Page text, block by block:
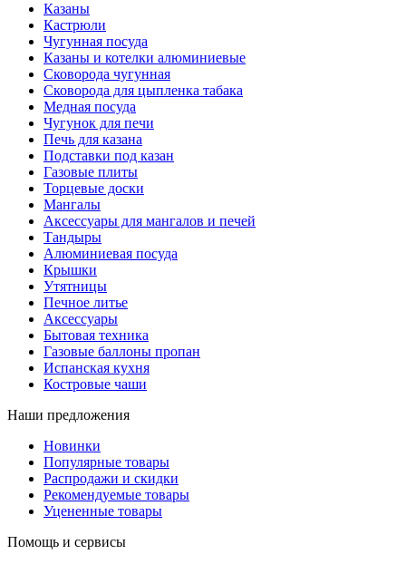
Казаны
Кастрюли
Чугунная посуда
Казаны и котелки алюминиевые
Сковорода чугунная
Сковорода для цыпленка табака
Медная посуда
Чугунок для печи
Печь для казана
Подставки под казан
Газовые плиты
Торцевые доски
Мангалы
Аксессуары для мангалов и печей
Тандыры
Алюминиевая посуда
Крышки
Утятницы
Печное литье
Аксессуары
Бытовая техника
Газовые баллоны пропан
Испанская кухня
Костровые чаши
Наши предложения
Новинки
Популярные товары
Распродажи и скидки
Рекомендуемые товары
Уцененные товары
Помощь и сервисы